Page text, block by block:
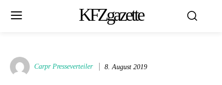
KFZgazette
Carpr Presseverteiler 8. August 2019